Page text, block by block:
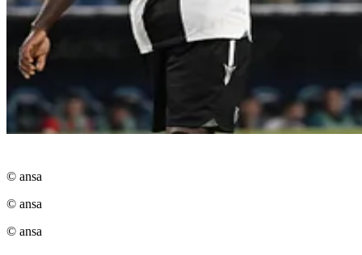
© ansa
© ansa
© ansa